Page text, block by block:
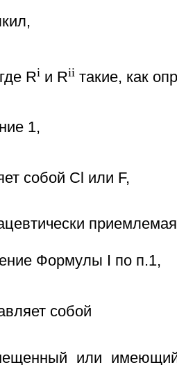
Riи Riiтакие, как
1,
собой Cl или F,
Формулы I по п.1,
собой
или имеющий